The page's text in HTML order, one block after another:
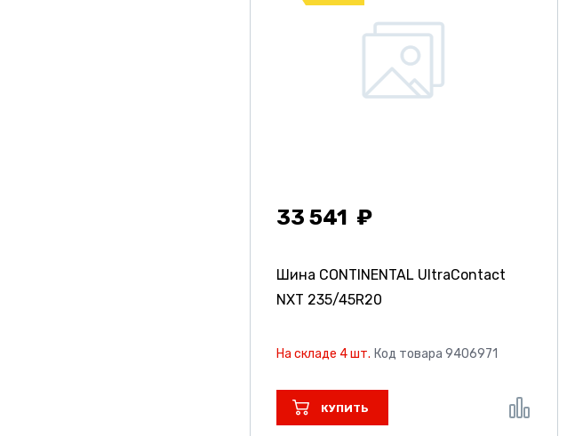
33 541
Шина CONTINENTAL UltraContact
NXT 235/45R20
На складе 4 шт. Код товара 9406971
КУПИТЬ